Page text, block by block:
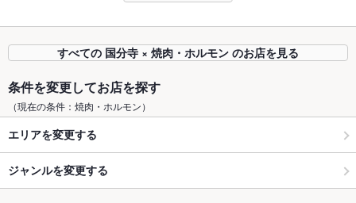
すべての 国分寺 × 焼肉・ホルモン のお店を見る
条件を変更してお店を探す
（現在の条件：焼肉・ホルモン）
エリアを変更する
ジャンルを変更する